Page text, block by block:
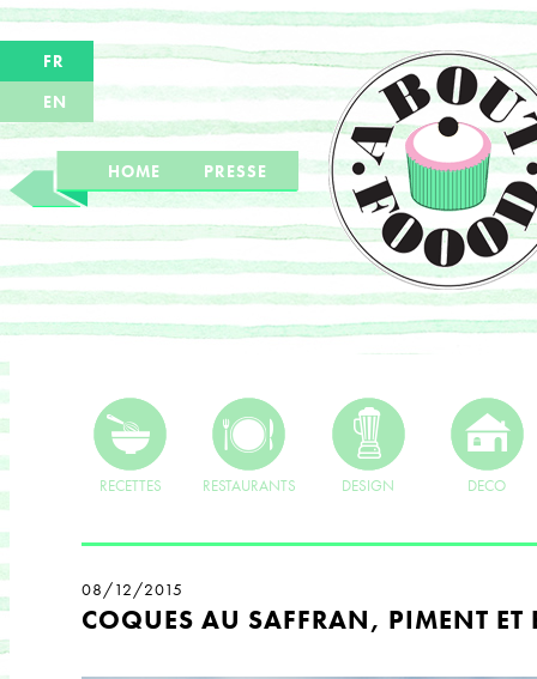
FR
EN
HOME PRESSE
RECETTES RESTAURANTS DESIGN DECO
08/12/2015
COQUES AU SAFFRAN, PIMENT ET